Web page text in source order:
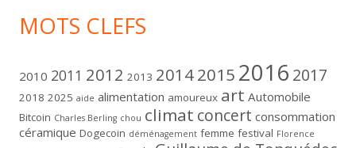
MOTS CLEFS
2010 2011 2012 2013 20142015 2016 2017
2018 2025 aide alimentation amoureux art Automobile
Bitcoin Charles Berling chou climat concert consommation
céramique Dogecoin déménagement femme festival Florence